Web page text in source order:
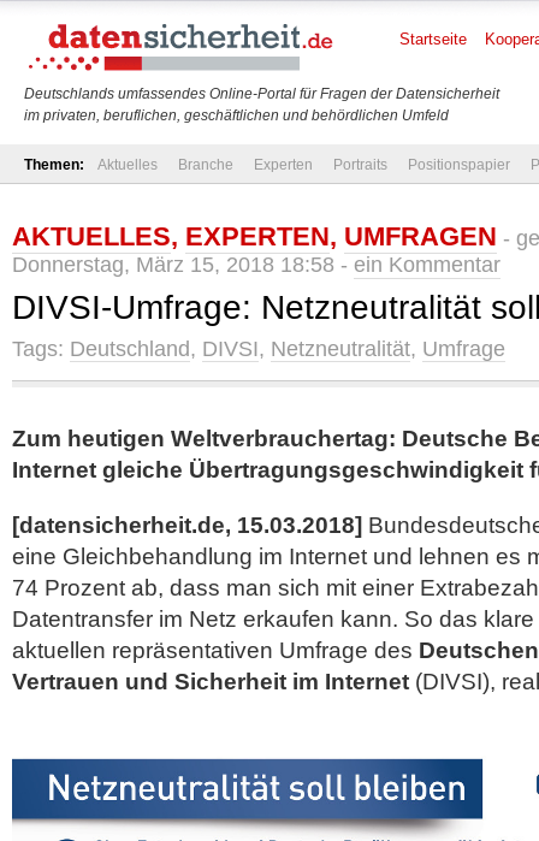
Deutschlands umfassendes Online-Portal für Fragen der Datensicherheit
im privaten, beruflichen, geschäftlichen und behördlichen Umfeld
Startseite
Themen: Aktuelles Branche Experten Portraits Positionspapier
AKTUELLES, EXPERTEN, UMFRAGEN -
Donnerstag, März 15, 2018 18:58 - ein Kommentar
DIVSI-Umfrage: Netzneutralität
Tags: Deutschland, DIVSI, Netzneutralität, Umfrage
Zum heutigen Weltverbrauchertag: Deutsche
Internet gleiche Übertragungsgeschwindigkeit
[datensicherheit.de, 15.03.2018]
eine Gleichbehandlung im Internet und lehnen es
74 Prozent ab, dass man sich mit einer
Datentransfer im Netz erkaufen kann. So das
aktuellen repräsentativen Umfrage des
Vertrauen und Sicherheit im Internet (DIVSI),